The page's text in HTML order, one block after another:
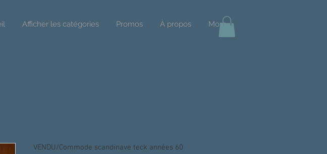
Afficher les catégories Promos À propos More
VENDU/Commode scandinave teck années 60